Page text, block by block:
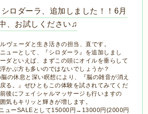
シロダーラ、追加しました！！6月
、お試しください♫
ヴェーダと生き活きの担当、直です。
ューとして、『シロダーラ』を追加しまし
ダといえば、まずこの頭にオイルを垂らして
かぶ方も多いのではないでしょうか？
の休息と深い瞑想により、『脳の雑音が消え
る。』ぜひともこの体験を試されてみてくだ
後にフェイシャルマッサージも行いますの
気もキリッと輝きが増します。
ューSALEとして15000円→13000円(2000円